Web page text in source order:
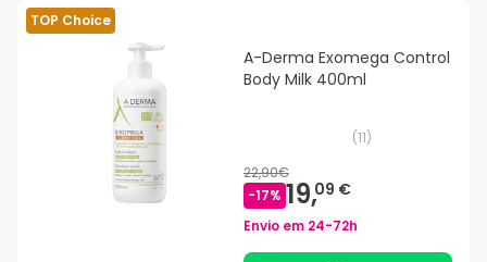
TOP Choice
A-Derma Exomega Control
Body Milk 400ml
(11)
22,90€
-17% 19,09 €
Envio em 24-72h